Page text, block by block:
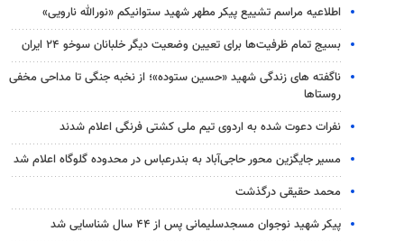
اطلاعیه مراسم تشییع پیکر مطهر شهید ستوانیکم «نورالله نارویی»
بسیج تمام ظرفیت‌ها برای تعیین وضعیت دیگر خلبانان سوخو ۲۴ ایران
ناگفته های زندگی شهید «حسین ستوده»؛ از نخبه جنگی تا مداحی مخفی
روستاها
نفرات دعوت شده به اردوی تیم ملی کشتی فرنگی اعلام شدند
مسیر جایگزین محور حاجی‌آباد به بندرعباس در محدوده گلوگاه اعلام شد
محمد حقیقی درگذشت
پیکر شهید نوجوان مسجدسلیمانی پس از ۴۴ سال شناسایی شد